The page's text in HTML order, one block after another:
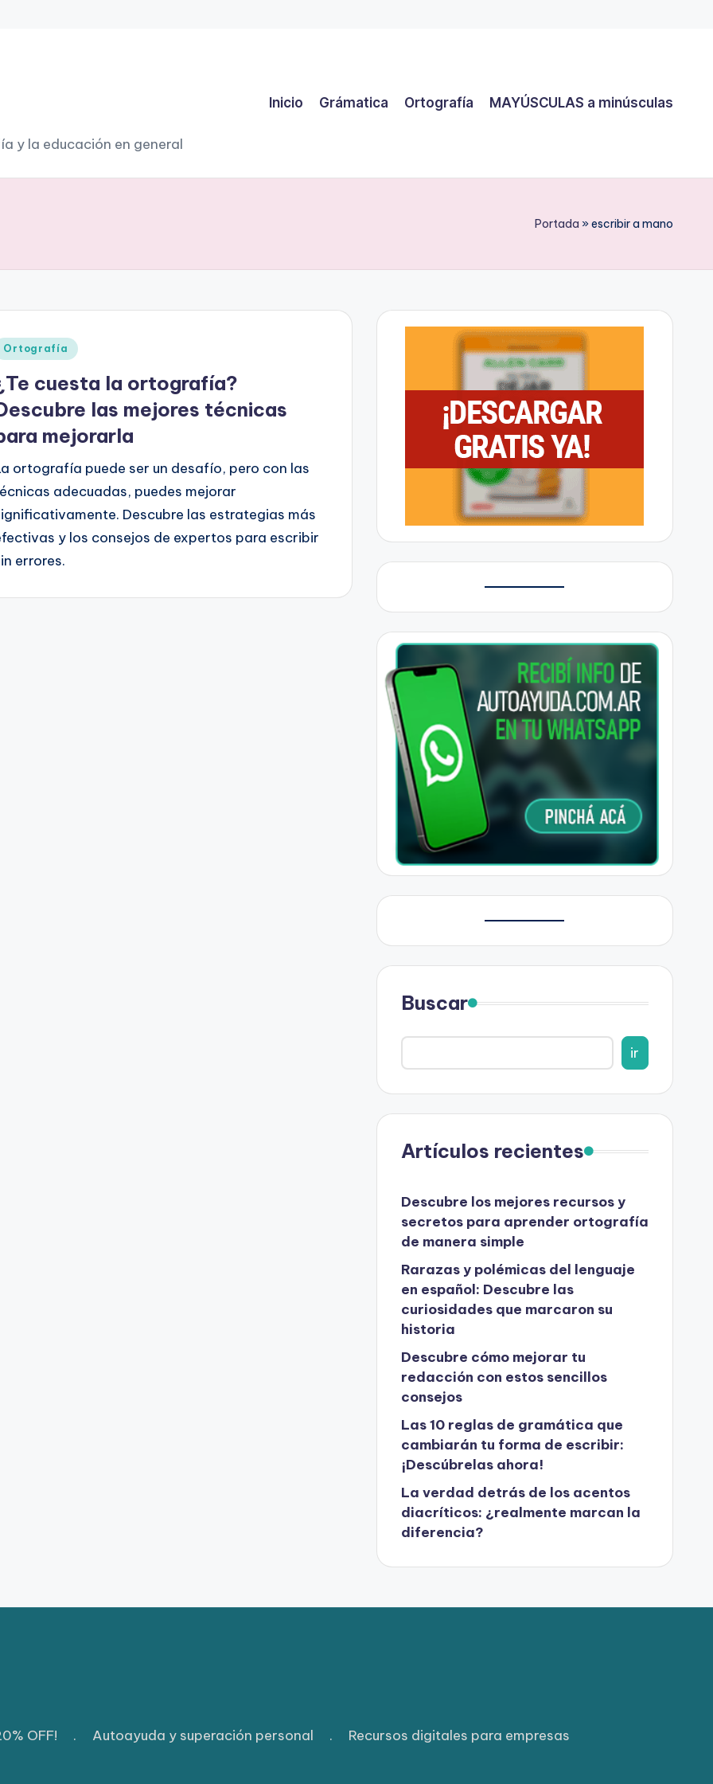
y la educación en general
Inicio Grámatica Ortografía MAYÚSCULAS a minúsculas
Portada »escribir a mano
Ortografía
cuesta la ortografía?
las mejores técnicas
mejorarla
ortografía puede ser un desafío, pero con las
adecuadas, puedes mejorar
Descubre las estrategias más
y los consejos de expertos para escribir
errores.
Buscar
ir
Artículos recientes
Descubre los mejores recursos y
secretos para aprender ortografía
de manera simple
Rarazas y polémicas del lenguaje
en español: Descubre las
curiosidades que marcaron su
historia
Descubre cómo mejorar tu
redacción con estos sencillos
consejos
Las 10 reglas de gramática que
cambiarán tu forma de escribir:
¡Descúbrelas ahora!
La verdad detrás de los acentos
diacríticos: ¿realmente marcan la
diferencia?
OFF! . Autoayuda y superación personal . Recursos digitales para empresas